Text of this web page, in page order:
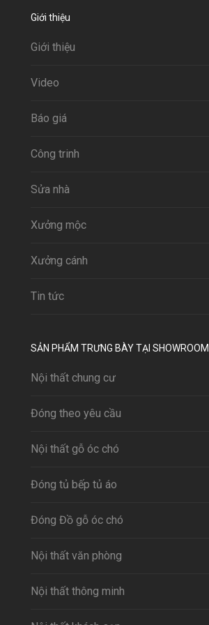
Giới thiệu
Giới thiệu
Video
Báo giá
Công trinh
Sửa nhà
Xưởng mộc
Xưởng cánh
Tin tức
SẢN PHẨM TRƯNG BÀY TẠI SHOWROOM
Nội thất chung cư
Đóng theo yêu cầu
Nội thất gỗ óc chó
Đóng tủ bếp tủ áo
Đóng Đồ gỗ óc chó
Nội thất văn phòng
Nội thất thông minh